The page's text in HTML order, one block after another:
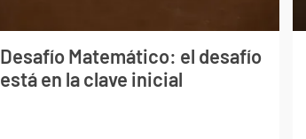
Desafío Matemático: el desafío
está en la clave inicial